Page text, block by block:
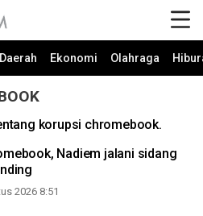
Ekonomi Olahraga
korupsi chromebook.
Nadiem jalani sidang
2026 8:51